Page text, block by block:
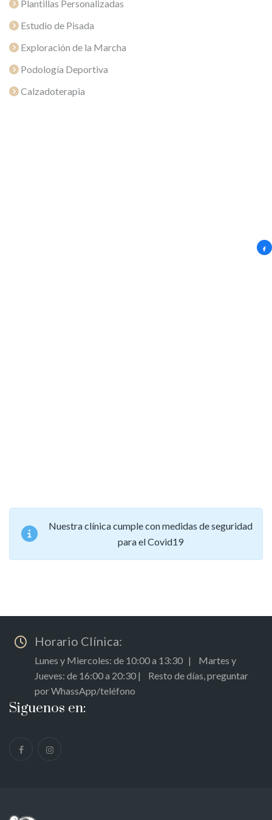
Plantillas Personalizadas
Estudio de Pisada
Exploración de la Marcha
Podología Deportiva
Calzadoterapia
Nuestra clínica cumple con medidas de seguridad
para el Covid19
Horario Clínica:
Lunes y Miercoles: de 10:00 a 13:30 | Martes y
Jueves: de 16:00 a 20:30 | Resto de días, preguntar
por WhassApp/teléfono
Siguenos en: